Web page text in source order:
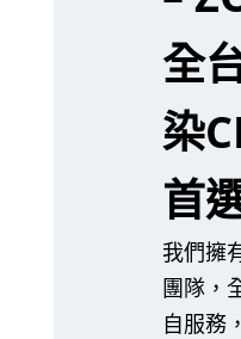
全
染
首
我們擁
團隊，
自服務